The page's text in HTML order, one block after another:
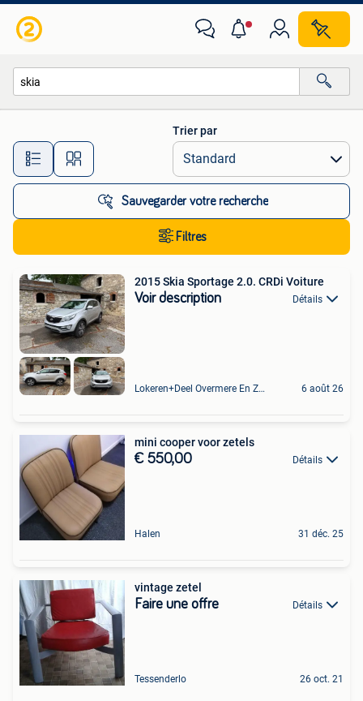
Toutes les distances…
Trier par
Sauvegarder votre recherche
Filtres
2015 Skia Sportage 2.0. CRDi Voiture
Voir description Détails
Lokeren+Deel Overmere En Zele 6 août 26
mini cooper voor zetels
€ 550,00 Détails
Halen 31 déc. 25
vintage zetel
Faire une offre Détails
Tessenderlo 26 oct. 21